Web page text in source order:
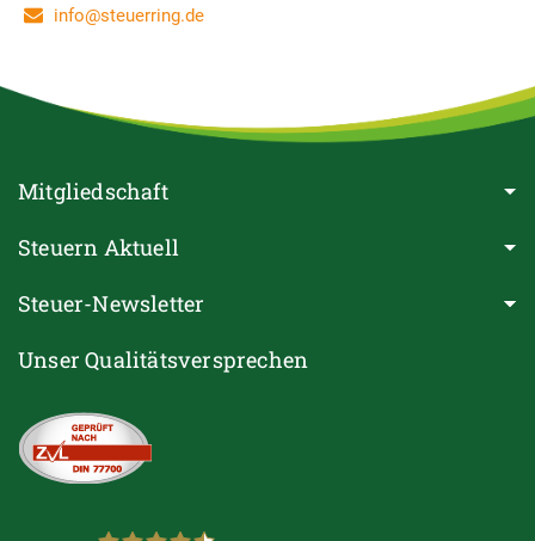
info@steuerring.de
Mitgliedschaft
Steuern Aktuell
Steuer-Newsletter
Unser Qualitätsversprechen